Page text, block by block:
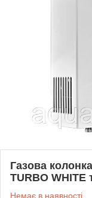
Газова
TURBO WHITE
Немає в наявності